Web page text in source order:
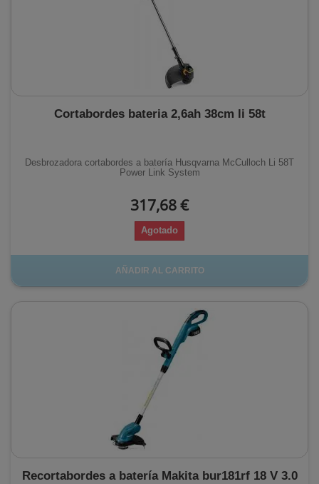
Cortabordes bateria 2,6ah 38cm li 58t
Desbrozadora cortabordes a batería Husqvarna McCulloch Li 58T
Power Link System
317,68 €
Agotado
AÑADIR AL CARRITO
Recortabordes a batería Makita bur181rf 18 V 3.0